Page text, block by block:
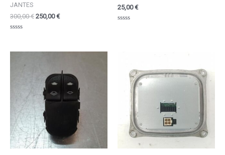
JANTES
300,00€ 250,00€
25,00€